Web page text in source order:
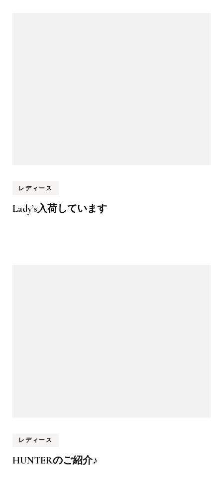
レディース
Lady’s入荷しています
レディース
HUNTERのご紹介♪